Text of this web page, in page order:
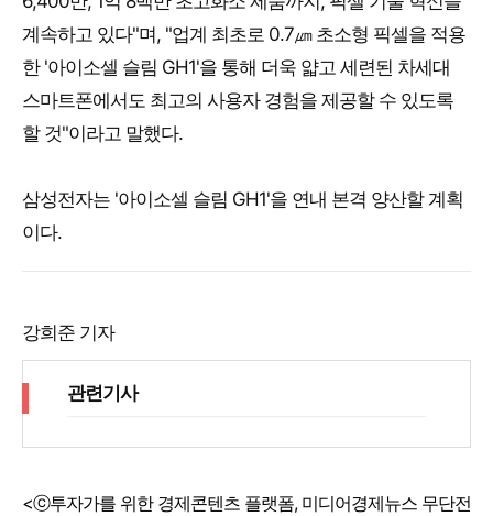
계속하고 있다"며, "업계 최초로 0.7㎛ 초소형 픽셀을 적용
한 '아이소셀 슬림 GH1'을 통해 더욱 얇고 세련된 차세대
스마트폰에서도 최고의 사용자 경험을 제공할 수 있도록
할 것"이라고 말했다.
삼성전자는 '아이소셀 슬림 GH1'을 연내 본격 양산할 계획
이다.
강희준 기자
관련기사
<ⓒ투자가를 위한 경제콘텐츠 플랫폼, 미디어경제뉴스 무단전